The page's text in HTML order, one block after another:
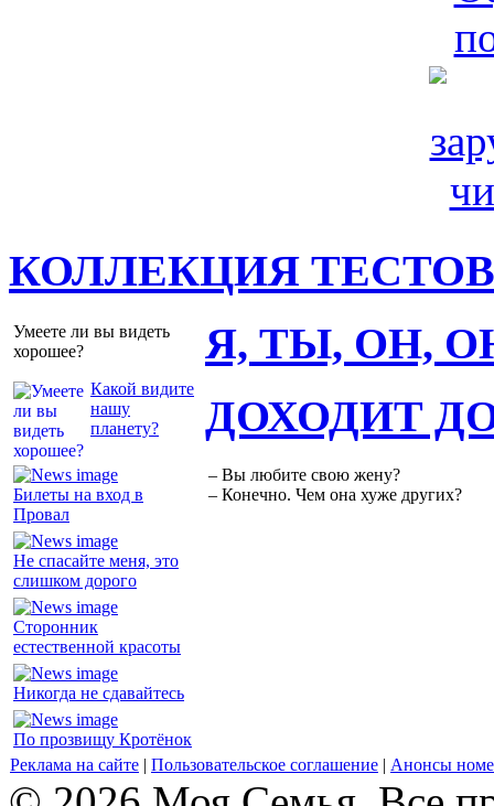
КОЛЛЕКЦИЯ ТЕСТОВ
Умеете ли вы видеть
хорошее?
Какой видите
нашу
планету?
Я, ТЫ, ОН,
Билеты на вход в
Провал
Не спасайте меня, это
слишком дорого
Сторонник
естественной красоты
Никогда не сдавайтесь
По прозвищу Кротёнок
ДОХОДИТ
– Вы любите свою жену?
– Конечно. Чем она хуже других?
Реклама на сайте | Пользовательское соглашение | Анонсы